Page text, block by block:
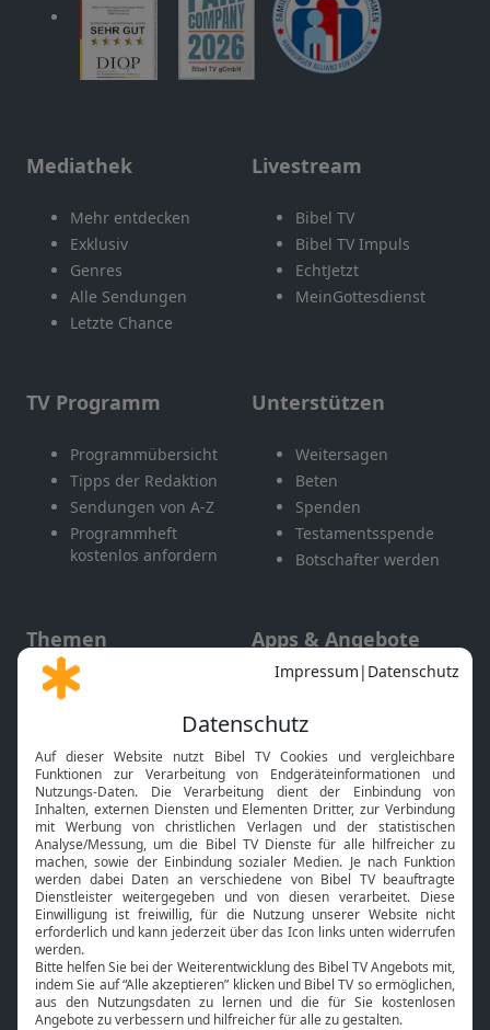
Mediathek
Mehr entdecken
Exklusiv
Genres
Alle Sendungen
Letzte Chance
Livestream
Bibel TV
Bibel TV Impuls
EchtJetzt
MeinGottesdienst
TV Programm
Programmübersicht
Tipps der Redaktion
Sendungen von A-Z
Programmheft
kostenlos anfordern
Unterstützen
Weitersagen
Beten
Spenden
Testamentsspende
Botschafter werden
Themen
Gott und Bibel erklärt
Neuigkeiten
Apps & Angebote
Mobile App
Smart TV
HbbTV
Bibelthek Online-Bibel
Nächster Gottesdienst
Bibel TV
Über uns
Jobs
Service
Kontakt
TV-Empfang